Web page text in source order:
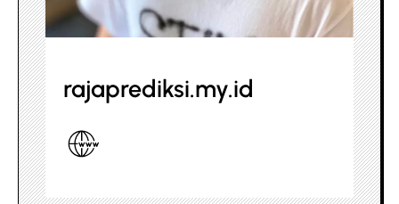
rajaprediksi.my.id